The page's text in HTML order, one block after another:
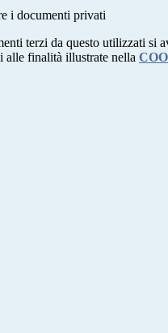
i documenti privati
terzi da questo utilizzati si
alle finalità illustrate nella